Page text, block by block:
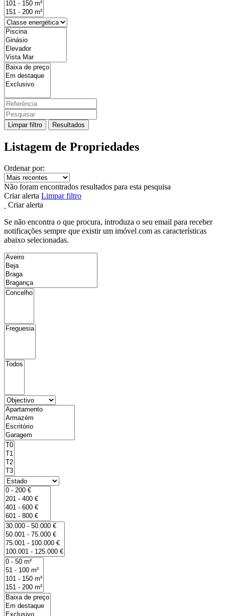
Limpar filtro Resultados
Listagem de Propriedades
Ordenar por:
Não foram encontrados resultados para esta pesquisa
Criar alerta Limpar filtro
Criar alerta
Se não encontra o que procura, introduza o seu email para receber
notificações sempre que existir um imóvel com as características
abaixo selecionadas.